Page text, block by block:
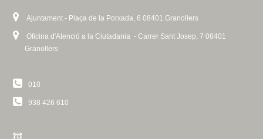
Ajuntament - Plaça de la Porxada, 6 08401 Granollers
Oficina d'Atenció a la Ciutadania - Carrer Sant Josep, 7 08401
Granollers
010
938 426 610